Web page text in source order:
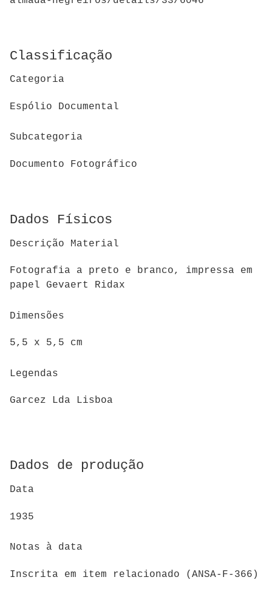
Classificação
Categoria
Espólio Documental
Subcategoria
Documento Fotográfico
Dados Físicos
Descrição Material
Fotografia a preto e branco, impressa em
papel Gevaert Ridax
Dimensões
5,5 x 5,5 cm
Legendas
Garcez Lda Lisboa
Dados de produção
Data
1935
Notas à data
Inscrita em item relacionado (ANSA-F-366)